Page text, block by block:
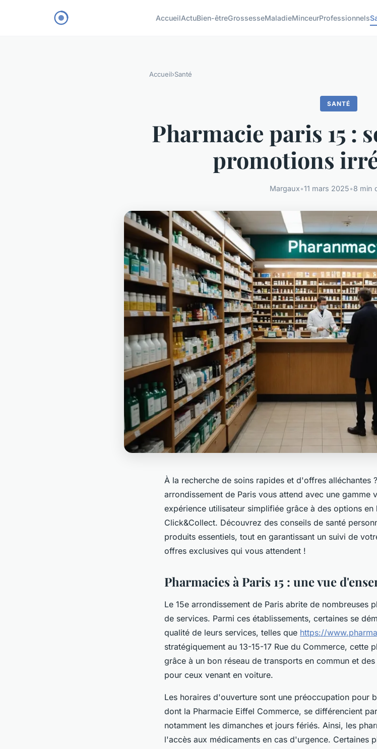
AccueilActuBien-êtreGrossesseMaladieMinceurProfessionnels
Accueil›Santé
SANTÉ
Pharmacie paris 15 :
promotions
Margaux•11 mars 2025•8 min
À la recherche de soins rapides et d'offres alléchantes
arrondissement de Paris vous attend avec une gamme
expérience utilisateur simplifiée grâce à des options
Click&Collect. Découvrez des conseils de santé
produits essentiels, tout en garantissant un suivi de
offres exclusives qui vous attendent !
Pharmacies à Paris 15 : une vue
Le 15e arrondissement de Paris abrite de nombreuses
de services. Parmi ces établissements, certaines se
qualité de leurs services, telles que https://
stratégiquement au 13-15-17 Rue du Commerce, cette
grâce à un bon réseau de transports en commun et
pour ceux venant en voiture.
Les horaires d'ouverture sont une préoccupation pour
dont la Pharmacie Eiffel Commerce, se différencient
notamment les dimanches et jours fériés. Ainsi, les
l'accès aux médicaments en cas d'urgence. Certaines